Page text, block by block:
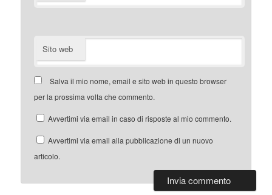
Sito web
Salva il mio nome, email e sito web in questo browser
per la prossima volta che commento.
Avvertimi via email in caso di risposte al mio commento.
Avvertimi via email alla pubblicazione di un nuovo
articolo.